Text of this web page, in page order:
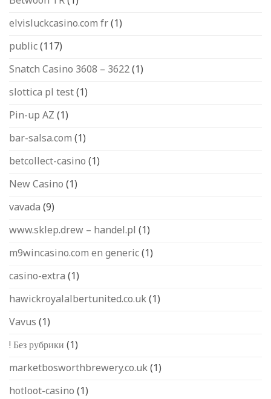
elvisluckcasino.com fr(1)
public(117)
Snatch Casino 3608 – 3622(1)
slottica pl test(1)
Pin-up AZ (1)
bar-salsa.com (1)
betcollect-casino (1)
New Casino (1)
vavada (9)
www.sklep.drew – handel.pl (1)
m9wincasino.com en generic(1)
casino-extra (1)
hawickroyalalbertunited.co.uk(1)
Vavus (1)
! Без рубрики (1)
marketbosworthbrewery.co.uk(1)
hotloot-casino (1)